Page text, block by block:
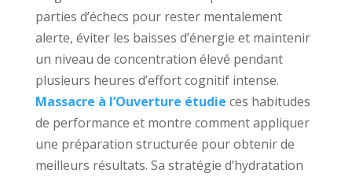
parties d’échecs pour rester mentalement
alerte, éviter les baisses d’énergie et maintenir
un niveau de concentration élevé pendant
plusieurs heures d’effort cognitif intense.
Massacre à l’Ouverture étudie ces habitudes
de performance et montre comment appliquer
une préparation structurée pour obtenir de
meilleurs résultats. Sa stratégie d’hydratation